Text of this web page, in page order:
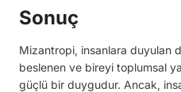
Sonuç
Mizantropi, insanlara duyulan
beslenen ve bireyi toplumsal
güçlü bir duygudur. Ancak,